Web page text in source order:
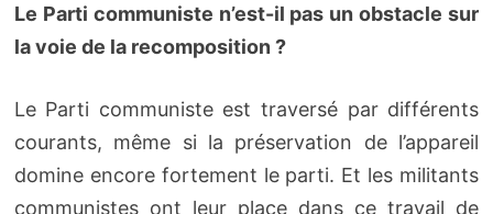
Le Parti communiste n’est-il pas un obstacle sur
la voie de la recomposition ?
Le Parti communiste est traversé par différents
courants, même si la préservation de l’appareil
domine encore fortement le parti. Et les militants
communistes ont leur place dans ce travail de